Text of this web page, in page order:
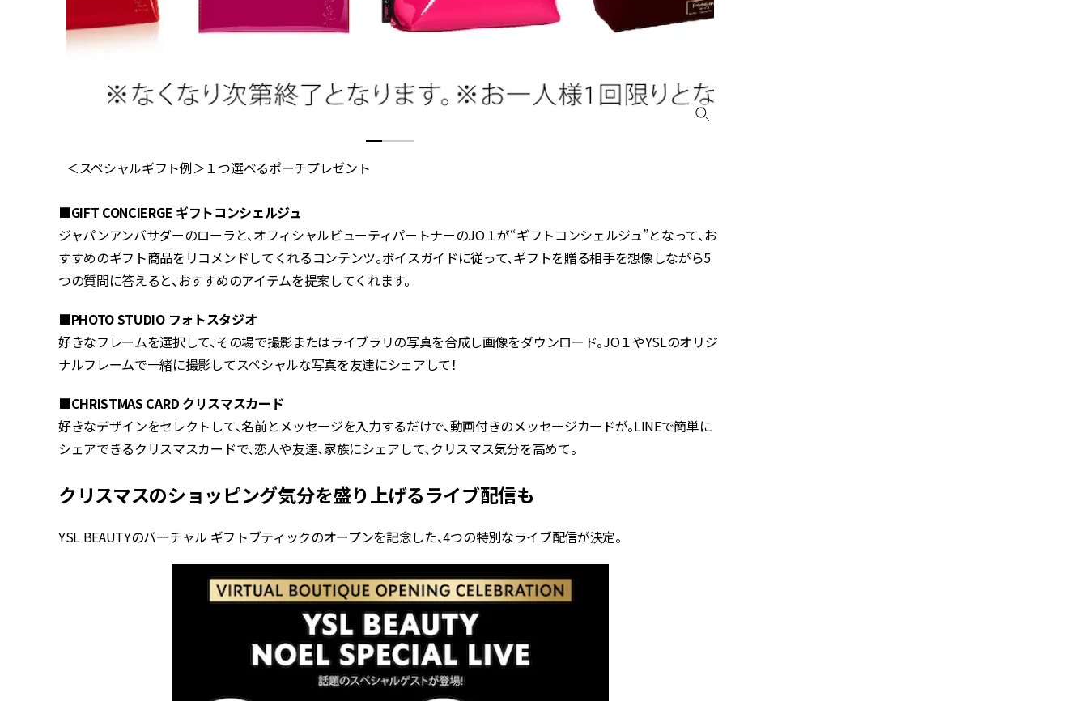
＜スペシャルギフト例＞１つ選べるポーチプレゼント
■GIFT CONCIERGE ギフトコンシェルジュ
ジャパンアンバサダーのローラと、オフィシャルビューティパートナーのJO１が“ギフトコンシェルジュ”となって、お
すすめのギフト商品をリコメンドしてくれるコンテンツ。ボイスガイドに従って、ギフトを贈る相手を想像しながら5
つの質問に答えると、おすすめのアイテムを提案してくれます。
■PHOTO STUDIO フォトスタジオ
好きなフレームを選択して、その場で撮影またはライブラリの写真を合成し画像をダウンロード。JO１やYSLのオリジ
ナルフレームで一緒に撮影してスペシャルな写真を友達にシェアして！
■CHRISTMAS CARD クリスマスカード
好きなデザインをセレクトして、名前とメッセージを入力するだけで、動画付きのメッセージカードが。LINEで簡単に
シェアできるクリスマスカードで、恋人や友達、家族にシェアして、クリスマス気分を高めて。
クリスマスのショッピング気分を盛り上げるライブ配信も
YSL BEAUTYのバーチャル ギフトブティックのオープンを記念した、4つの特別なライブ配信が決定。